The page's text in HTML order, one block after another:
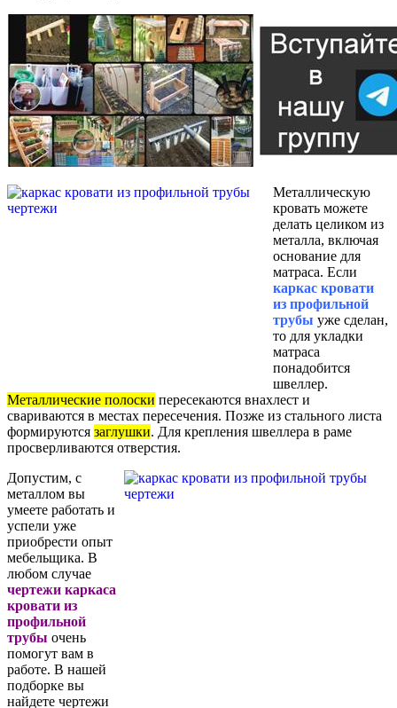
Металлическую
кровать можете
делать целиком из
металла, включая
основание для
матраса. Если
каркас кровати
из профильной
трубы уже сделан,
то для укладки
матраса
понадобится
швеллер.
Металлические полоски пересекаются внахлест и
свариваются в местах пересечения. Позже из стального листа
формируются заглушки. Для крепления швеллера в раме
просверливаются отверстия.
Допустим, с
металлом вы
умеете работать и
успели уже
приобрести опыт
мебельщика. В
любом случае
чертежи каркаса
кровати из
профильной
трубы очень
помогут вам в
работе. В нашей
подборке вы
найдете чертежи